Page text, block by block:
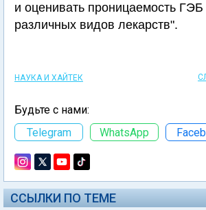
и оценивать проницаемость
различных видов лекарств".
НАУКА И ХАЙТЕК
Будьте с нами:
Telegram
WhatsApp
ССЫЛКИ ПО ТЕМЕ